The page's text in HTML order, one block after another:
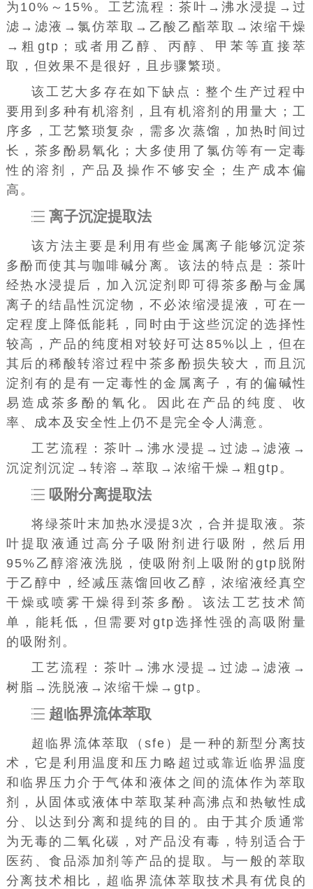
为10%～15%。工艺流程：茶叶→沸水浸提→过
滤→滤液→氯仿萃取→乙酸乙酯萃取→浓缩干燥
→粗gtp；或者用乙醇、丙醇、甲苯等直接萃
取，但效果不是很好，且步骤繁琐。
该工艺大多存在如下缺点：整个生产过程中
要用到多种有机溶剂，且有机溶剂的用量大；工
序多，工艺繁琐复杂，需多次蒸馏，加热时间过
长，茶多酚易氧化；大多使用了氯仿等有一定毒
性的溶剂，产品及操作不够安全；生产成本偏
高。
离子沉淀提取法
该方法主要是利用有些金属离子能够沉淀茶
多酚而使其与咖啡碱分离。该法的特点是：茶叶
经热水浸提后，加入沉淀剂即可得茶多酚与金属
离子的结晶性沉淀物，不必浓缩浸提液，可在一
定程度上降低能耗，同时由于这些沉淀的选择性
较高，产品的纯度相对较好可达85%以上，但在
其后的稀酸转溶过程中茶多酚损失较大，而且沉
淀剂有的是有一定毒性的金属离子，有的偏碱性
易造成茶多酚的氧化。因此在产品的纯度、收
率、成本及安全性上仍不是完全令人满意。
工艺流程：茶叶→沸水浸提→过滤→滤液→
沉淀剂沉淀→转溶→萃取→浓缩干燥→粗gtp。
吸附分离提取法
将绿茶叶末加热水浸提3次，合并提取液。茶
叶提取液通过高分子吸附剂进行吸附，然后用
95%乙醇溶液洗脱，使吸附剂上吸附的gtp脱附
于乙醇中，经减压蒸馏回收乙醇，浓缩液经真空
干燥或喷雾干燥得到茶多酚。该法工艺技术简
单，能耗低，但需要对gtp选择性强的高吸附量
的吸附剂。
工艺流程：茶叶→沸水浸提→过滤→滤液→
树脂→洗脱液→浓缩干燥→gtp。
超临界流体萃取
超临界流体萃取（sfe）是一种的新型分离技
术，它是利用温度和压力略超过或靠近临界温度
和临界压力介于气体和液体之间的流体作为萃取
剂，从固体或液体中萃取某种高沸点和热敏性成
分、以达到分离和提纯的目的。由于其介质通常
为无毒的二氧化碳，对产品没有毒，特别适合于
医药、食品添加剂等产品的提取。与一般的萃取
分离技术相比，超临界流体萃取技术具有优良的